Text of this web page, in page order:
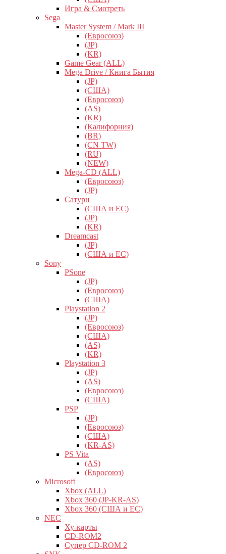
Игра & Смотреть
Sega
Master System / Mark III
(Евросоюз)
(JP)
(KR)
Game Gear (ALL)
Mega Drive / Книга Бытия
(JP)
(США)
(Евросоюз)
(AS)
(KR)
(Калифорния)
(BR)
(CN TW)
(RU)
(NEW)
Mega-CD (ALL)
(Евросоюз)
(JP)
Сатурн
(США и ЕС)
(JP)
(KR)
Dreamcast
(JP)
(США и ЕС)
Sony
PSone
(JP)
(Евросоюз)
(США)
Playstation 2
(JP)
(Евросоюз)
(США)
(AS)
(KR)
Playstation 3
(JP)
(AS)
(Евросоюз)
(США)
PSP
(JP)
(Евросоюз)
(США)
(KR-AS)
PS Vita
(AS)
(Евросоюз)
Microsoft
Xbox (ALL)
Xbox 360 (JP-KR-AS)
Xbox 360 (США и ЕС)
NEC
Ху-карты
CD-ROM2
Супер CD-ROM 2